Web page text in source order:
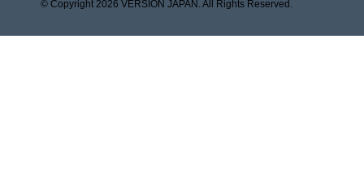
© Copyright 2026 VERSION JAPAN. All Rights Reserved.